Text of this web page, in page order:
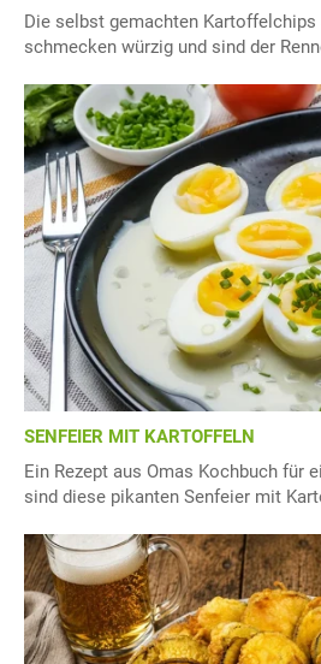
Die selbst gemachten
schmecken würzig und sind der
SENFEIER MIT KARTOFFELN
Ein Rezept aus Omas Kochbuch für
sind diese pikanten Senfeier mit